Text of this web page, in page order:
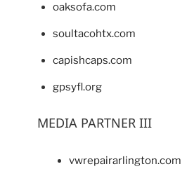
oaksofa.com
soultacohtx.com
capishcaps.com
gpsyfl.org
MEDIA PARTNER III
vwrepairarlington.com